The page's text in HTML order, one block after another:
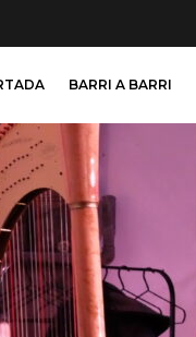
BARRI A BARRI